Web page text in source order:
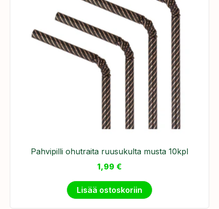
Pahvipilli ohutraita ruusukulta musta 10kpl
1,99 €
Lisää ostoskoriin